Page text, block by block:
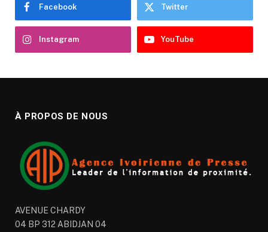
Facebook Twitter
Instagram YouTube
À PROPOS DE NOUS
AVENUE CHARDY
04 BP 312 ABIDJAN 04